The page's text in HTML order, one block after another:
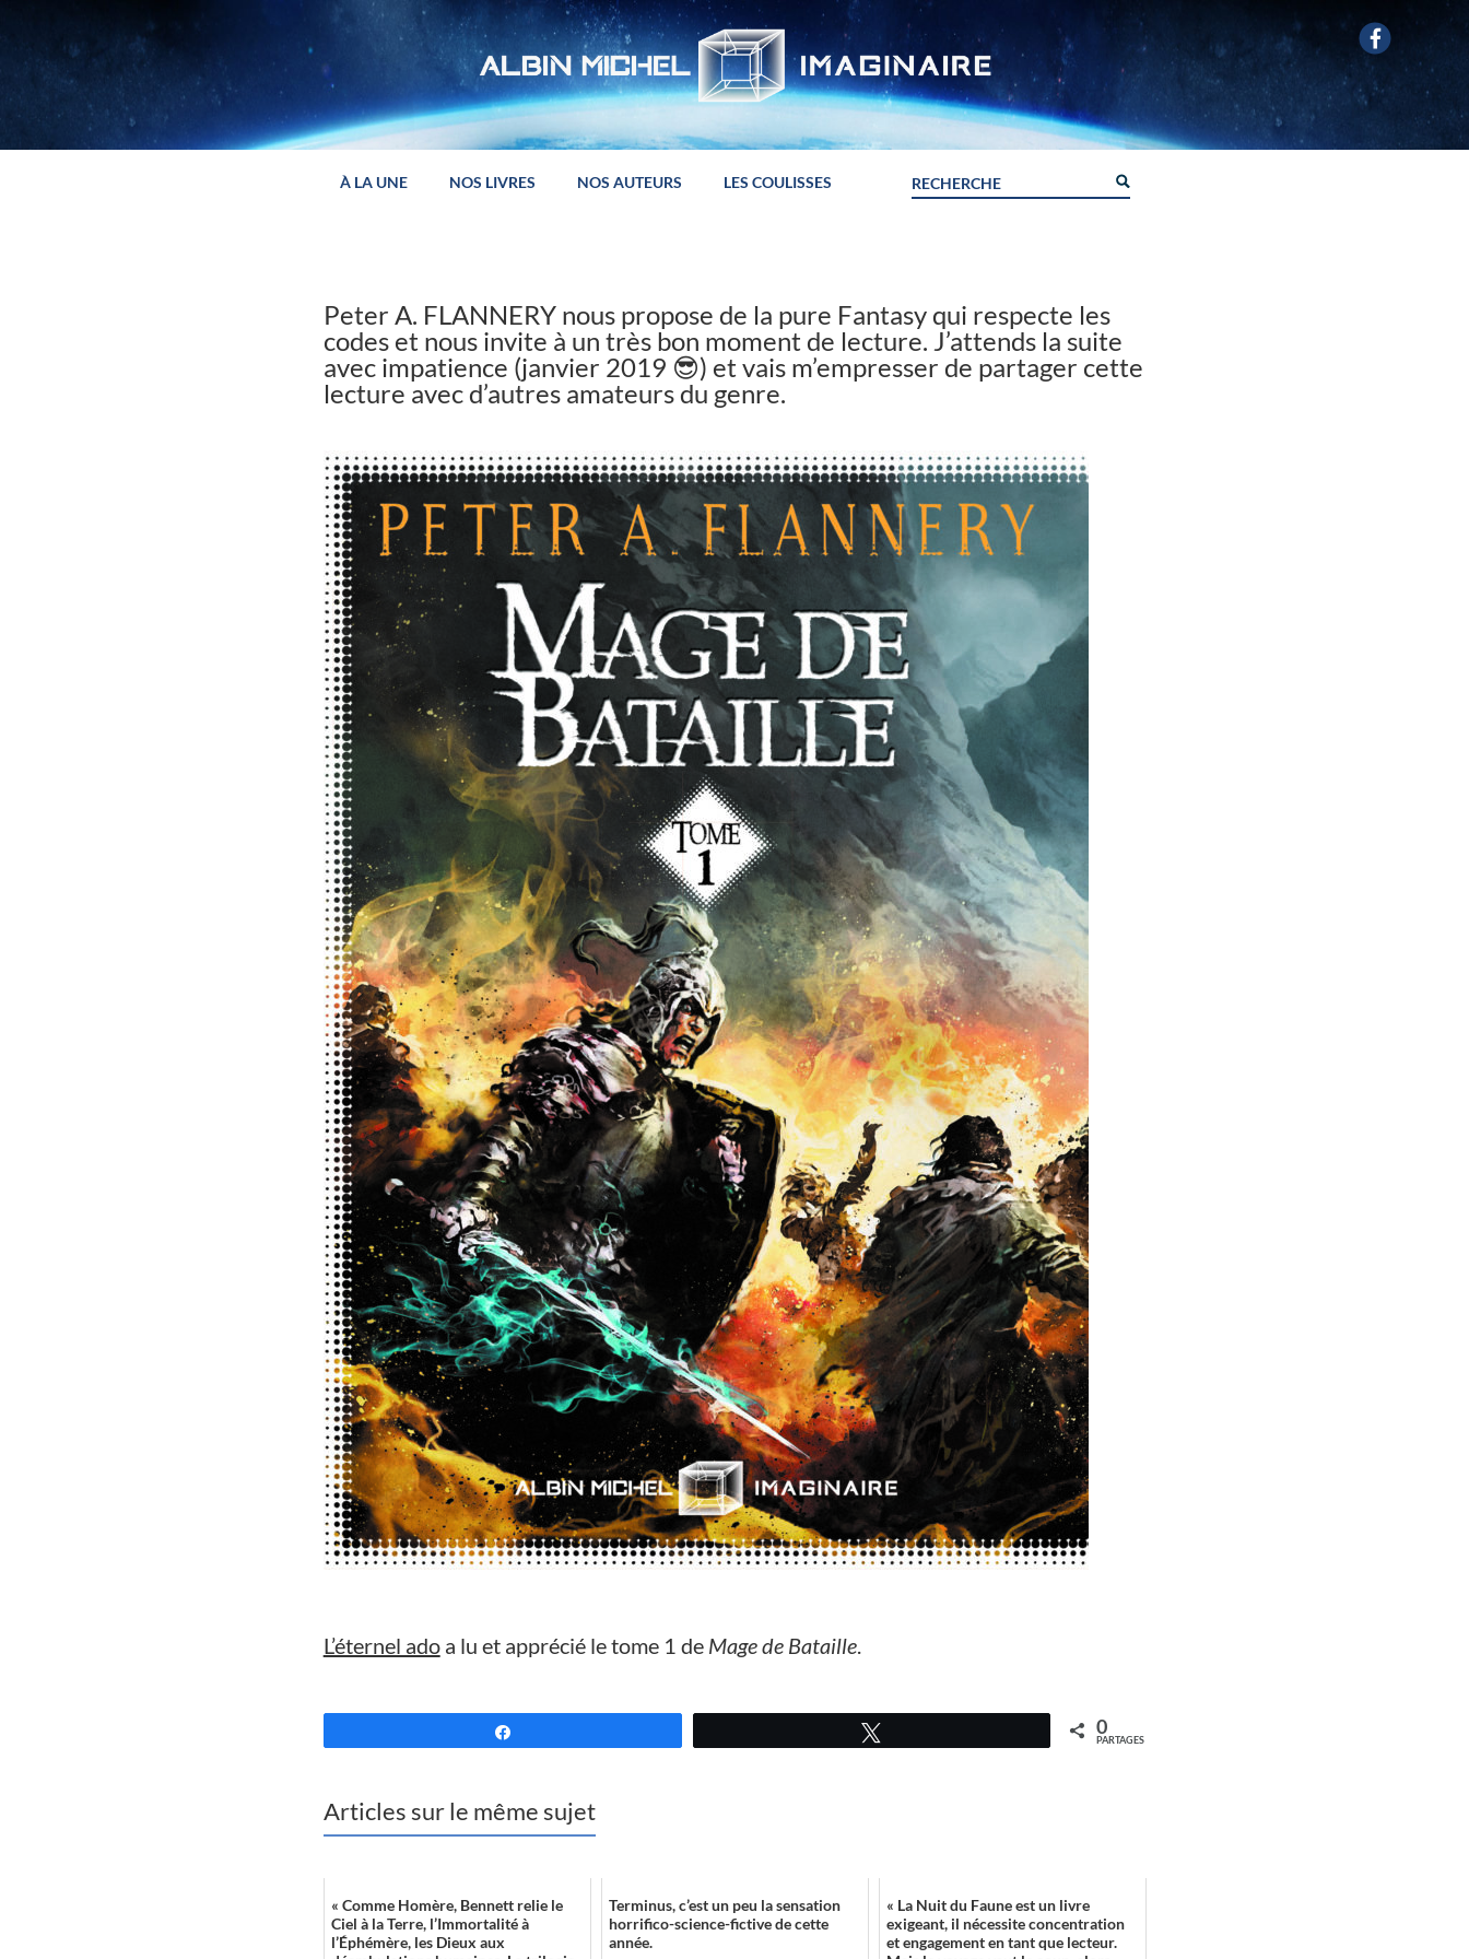
À LA UNE NOS LIVRES NOS AUTEURS LES COULISSES
Peter A. FLANNERY nous propose de la pure Fantasy qui respecte les
codes et nous invite à un très bon moment de lecture. J’attends la suite
avec impatience (janvier 2019 😎) et vais m’empresser de partager cette
lecture avec d’autres amateurs du genre.
L’éternel adoa lu et apprécié le tome 1 de Mage de Bataille.
0
PARTAGES
Articles sur le même sujet
« Comme Homère, Bennett relie le
Ciel à la Terre, l’Immortalité à
l’Éphémère, les Dieux aux
Terminus, c’est un peu la sensation
horrifico-science-fictive de cette
année.
« La Nuit du Faune est un livre
exigeant, il nécessite concentration
et engagement en tant que lecteur.